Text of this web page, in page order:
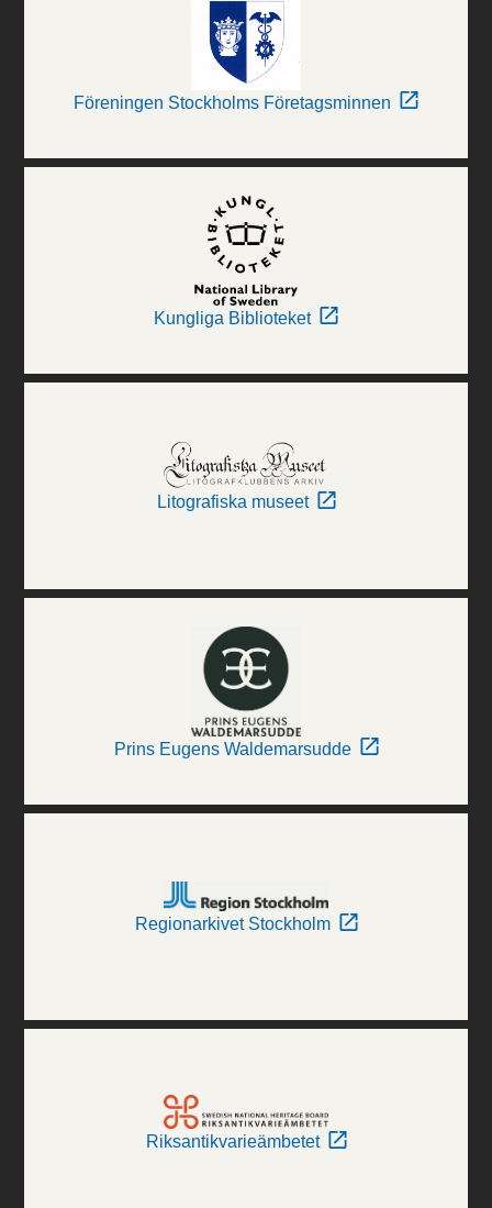
Föreningen Stockholms Företagsminnen
Kungliga Biblioteket
Litografiska museet
Prins Eugens Waldemarsudde
Regionarkivet Stockholm
Riksantikvarieämbetet